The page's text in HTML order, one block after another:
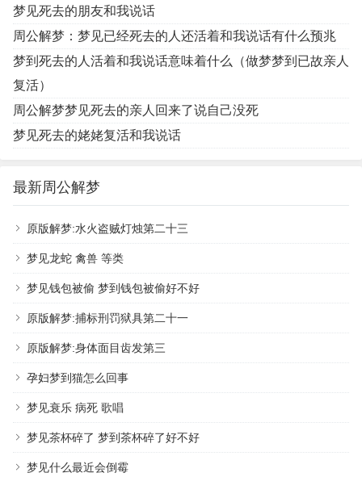
梦见死去的朋友和我说话
周公解梦：梦见已经死去的人还活着和我说话有什么预兆
梦到死去的人活着和我说话意味着什么（做梦梦到已故亲人
复活）
周公解梦梦见死去的亲人回来了说自己没死
梦见死去的姥姥复活和我说话
最新周公解梦
原版解梦:水火盗贼灯烛第二十三
梦见龙蛇 禽兽 等类
梦见钱包被偷 梦到钱包被偷好不好
原版解梦:捕标刑罚狱具第二十一
原版解梦:身体面目齿发第三
孕妇梦到猫怎么回事
梦见衰乐 病死 歌唱
梦见茶杯碎了 梦到茶杯碎了好不好
梦见什么最近会倒霉